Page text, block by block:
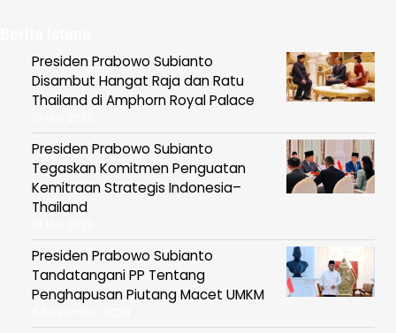
Presiden Prabowo Subianto
Disambut Hangat Raja dan Ratu
Thailand di Amphorn Royal Palace
Presiden Prabowo Subianto
Tegaskan Komitmen Penguatan
Kemitraan Strategis Indonesia–
Thailand
Presiden Prabowo Subianto
Tandatangani PP Tentang
Penghapusan Piutang Macet UMKM